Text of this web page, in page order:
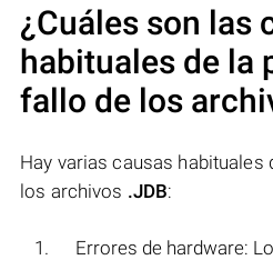
¿Cuáles son las
habituales de la
fallo de los
Hay varias causas habituales
los archivos .JDB:
Errores de hardware: